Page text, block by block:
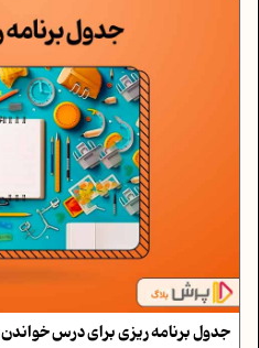
جدول برنامه ریزی برای درس خواندن